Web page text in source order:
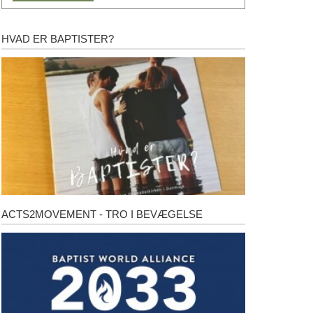
Hvad
er
baptister?
HVAD ER BAPTISTER?
Acts2Movement
ACTS2MOVEMENT - TRO I BEVÆGELSE